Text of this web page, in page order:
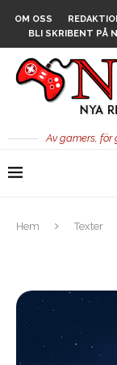
OM OSS
BLI SKRIBENT PÅ
Av gamers, för
Hem Texter